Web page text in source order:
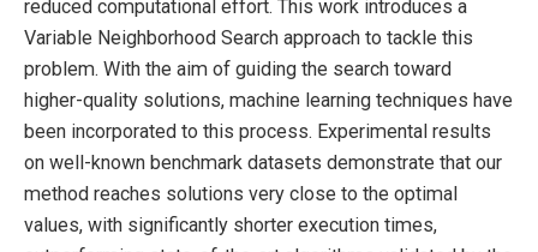
reduced computational effort. This work introduces a
Variable Neighborhood Search approach to tackle this
problem. With the aim of guiding the search toward
higher-quality solutions, machine learning techniques have
been incorporated to this process. Experimental results
on well-known benchmark datasets demonstrate that our
method reaches solutions very close to the optimal
values, with significantly shorter execution times,